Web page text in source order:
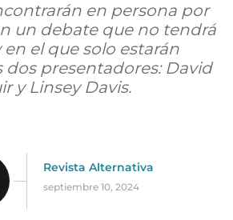
en persona por
un debate que no tendrá
el que solo estarán
dos presentadores: David
y Linsey Davis.
Revista Alternativa
septiembre 10, 2024